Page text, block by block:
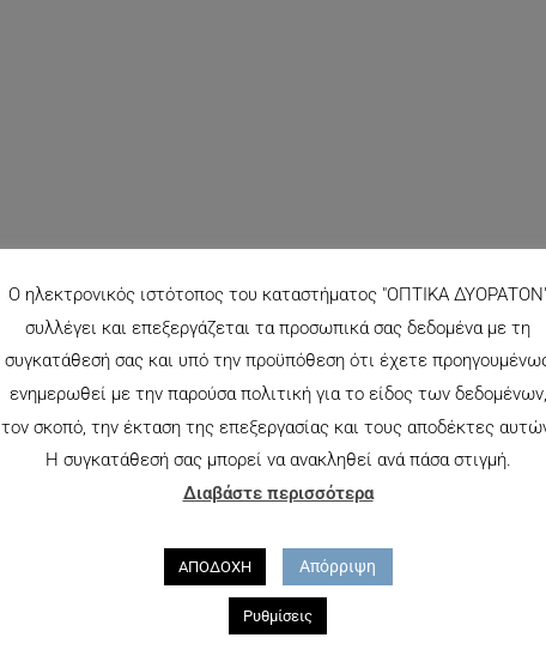
Ο ηλεκτρονικός ιστότοπος του καταστήματος "ΟΠΤΙΚΑ
συλλέγει και επεξεργάζεται τα προσωπικά σας δεδομένα με τη
συγκατάθεσή σας και υπό την προϋπόθεση ότι έχετε
ενημερωθεί με την παρούσα πολιτική για το είδος των δεδομένων,
τον σκοπό, την έκταση της επεξεργασίας και τους αποδέκτες
Η συγκατάθεσή σας μπορεί να ανακληθεί ανά πάσα στιγμή.
Διαβάστε περισσότερα
ΑΠΟΔΟΧΗ Απόρριψη
Ρυθμίσεις